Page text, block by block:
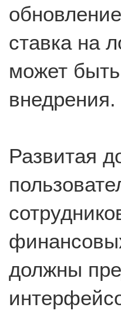
ставка на
может
внедрения.
Развитая
должны